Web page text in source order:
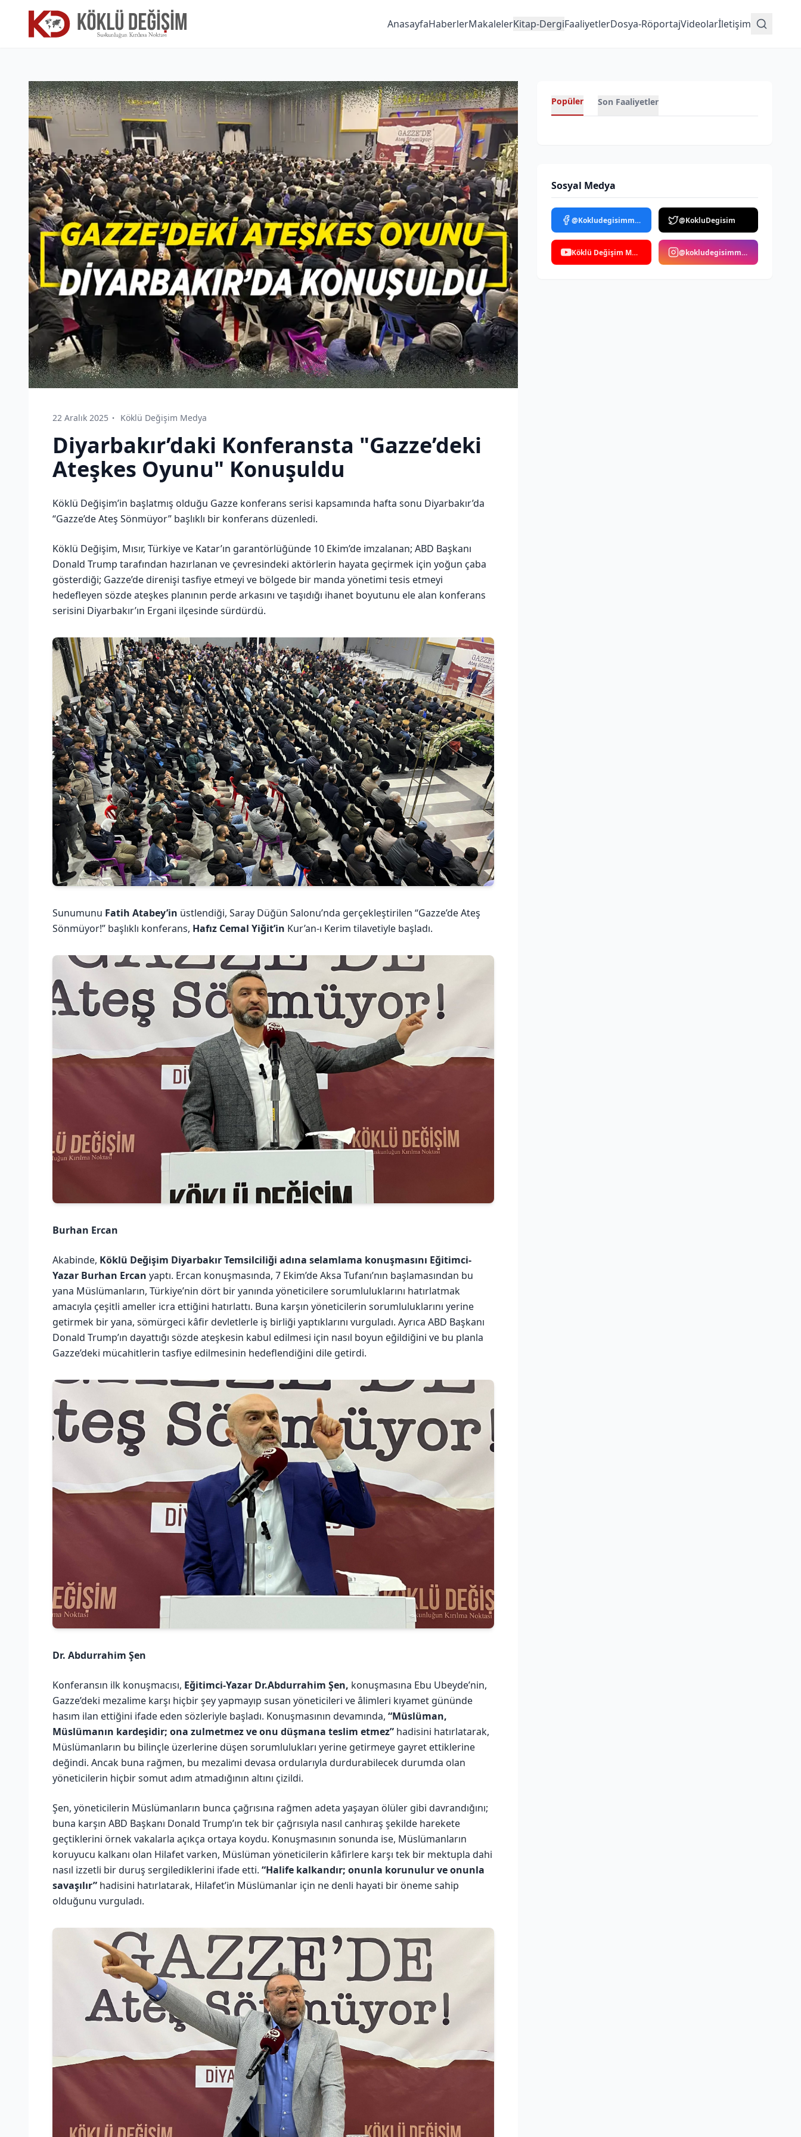
AnasayfaHaberlerMakalelerKitap-DergiFaaliyetlerDosya-RöportajVideolarİletişim
22 Aralık 2025 Köklü Değişim Medya
Diyarbakır’daki Konferansta "Gazze’deki
Ateşkes Oyunu" Konuşuldu
Köklü Değişim’in başlatmış olduğu Gazze konferans serisi kapsamında hafta sonu Diyarbakır’da
“Gazze’de Ateş Sönmüyor” başlıklı bir konferans düzenledi.
Köklü Değişim, Mısır, Türkiye ve Katar’ın garantörlüğünde 10 Ekim’de imzalanan; ABD Başkanı
Donald Trump tarafından hazırlanan ve çevresindeki aktörlerin hayata geçirmek için yoğun çaba
gösterdiği; Gazze’de direnişi tasfiye etmeyi ve bölgede bir manda yönetimi tesis etmeyi
hedefleyen sözde ateşkes planının perde arkasını ve taşıdığı ihanet boyutunu ele alan konferans
serisini Diyarbakır’ın Ergani ilçesinde sürdürdü.
Sunumunu Fatih Atabey’in üstlendiği, Saray Düğün Salonu’nda gerçekleştirilen “Gazze’de Ateş
Sönmüyor!” başlıklı konferans, Hafız Cemal Yiğit’in Kur’an-ı Kerim tilavetiyle başladı.
Burhan Ercan
Akabinde, Köklü Değişim Diyarbakır Temsilciliği adına selamlama konuşmasını Eğitimci-
Yazar Burhan Ercan yaptı. Ercan konuşmasında, 7 Ekim’de Aksa Tufanı’nın başlamasından bu
yana Müslümanların, Türkiye’nin dört bir yanında yöneticilere sorumluluklarını hatırlatmak
amacıyla çeşitli ameller icra ettiğini hatırlattı. Buna karşın yöneticilerin sorumluluklarını yerine
getirmek bir yana, sömürgeci kâfir devletlerle iş birliği yaptıklarını vurguladı. Ayrıca ABD Başkanı
Donald Trump’ın dayattığı sözde ateşkesin kabul edilmesi için nasıl boyun eğildiğini ve bu planla
Gazze’deki mücahitlerin tasfiye edilmesinin hedeflendiğini dile getirdi.
Dr. Abdurrahim Şen
Konferansın ilk konuşmacısı, Eğitimci-Yazar Dr.Abdurrahim Şen, konuşmasına Ebu Ubeyde’nin,
Gazze’deki mezalime karşı hiçbir şey yapmayıp susan yöneticileri ve âlimleri kıyamet gününde
hasım ilan ettiğini ifade eden sözleriyle başladı. Konuşmasının devamında, “Müslüman,
Müslümanın kardeşidir; ona zulmetmez ve onu düşmana teslim etmez” hadisini hatırlatarak,
Müslümanların bu bilinçle üzerlerine düşen sorumlulukları yerine getirmeye gayret ettiklerine
değindi. Ancak buna rağmen, bu mezalimi devasa ordularıyla durdurabilecek durumda olan
yöneticilerin hiçbir somut adım atmadığının altını çizildi.
Şen, yöneticilerin Müslümanların bunca çağrısına rağmen adeta yaşayan ölüler gibi davrandığını;
buna karşın ABD Başkanı Donald Trump’ın tek bir çağrısıyla nasıl canhıraş şekilde harekete
geçtiklerini örnek vakalarla açıkça ortaya koydu. Konuşmasının sonunda ise, Müslümanların
koruyucu kalkanı olan Hilafet varken, Müslüman yöneticilerin kâfirlere karşı tek bir mektupla dahi
nasıl izzetli bir duruş sergilediklerini ifade etti. “Halife kalkandır; onunla korunulur ve onunla
savaşılır” hadisini hatırlatarak, Hilafet’in Müslümanlar için ne denli hayati bir öneme sahip
olduğunu vurguladı.
Popüler Son Faaliyetler
Sosyal Medya
@Kokludegisimmedya @KokluDegisim
Köklü Değişim Medya @kokludegisimmedya